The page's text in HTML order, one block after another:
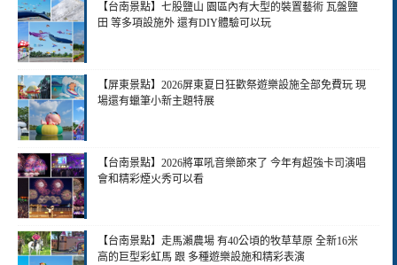
【台南景點】七股鹽山 園區內有大型的裝置藝術 瓦盤鹽
田 等多項設施外 還有DIY體驗可以玩
【屏東景點】2026屏東夏日狂歡祭遊樂設施全部免費玩 現
場還有蠟筆小新主題特展
【台南景點】2026將軍吼音樂節來了 今年有超強卡司演唱
會和精彩煙火秀可以看
【台南景點】走馬瀨農場 有40公頃的牧草草原 全新16米
高的巨型彩虹馬 跟 多種遊樂設施和精彩表演